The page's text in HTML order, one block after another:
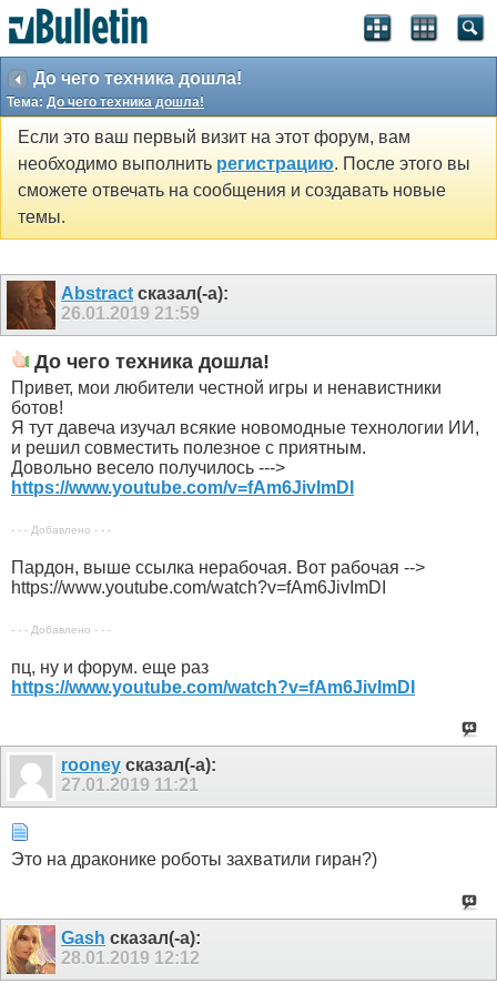
До чего техника дошла!
Тема: До чего техника дошла!
Если это ваш первый визит на этот форум, вам
необходимо выполнить регистрацию. После этого вы
сможете отвечать на сообщения и создавать новые
темы.
Abstract сказал(-а):
26.01.2019 21:59
До чего техника дошла!
Привет, мои любители честной игры и ненавистники
ботов!
Я тут давеча изучал всякие новомодные технологии ИИ,
и решил совместить полезное с приятным.
Довольно весело получилось --->
https://www.youtube.com/v=fAm6JivImDI
- - - Добавлено - - -
Пардон, выше ссылка нерабочая. Вот рабочая -->
https://www.youtube.com/watch?v=fAm6JivImDI
- - - Добавлено - - -
пц, ну и форум. еще раз
https://www.youtube.com/watch?v=fAm6JivImDI
rooney сказал(-а):
27.01.2019 11:21
Это на драконике роботы захватили гиран?)
Gash сказал(-а):
28.01.2019 12:12